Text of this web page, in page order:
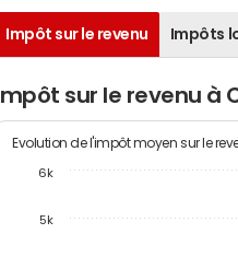
Impôt sur le revenu Impôts
Impôt sur le revenu à
Evolution de l'impôt moyen sur le
5k
6k